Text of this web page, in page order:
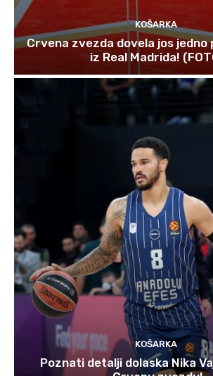
KOŠARKA
Crvena zvezda dovela jos jedno
iz Real Madrida!
KOŠARKA
Poznati detalji dolaska Nika